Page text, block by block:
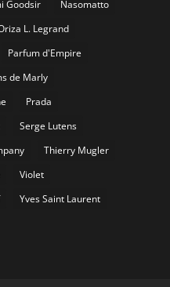
Goodsir
Nasomatto
L. Legrand
Parfum d'Empire
de Marly
Prada
Serge Lutens
Thierry Mugler
Violet
Yves Saint Laurent